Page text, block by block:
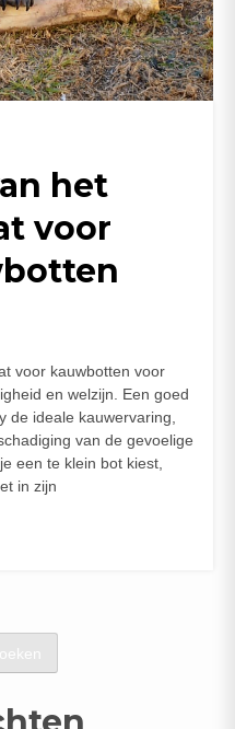
het
voor
voor kauwbotten voor
en welzijn. Een goed
de ideale kauwervaring,
van de gevoelige
een te klein bot kiest,
in zijn